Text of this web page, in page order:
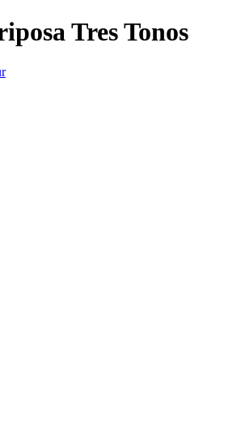
Tres Tonos